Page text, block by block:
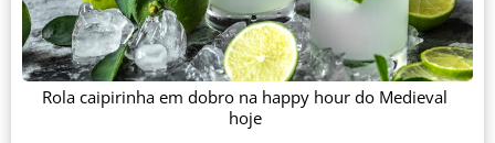
Rola caipirinha em dobro na happy hour do Medieval
hoje